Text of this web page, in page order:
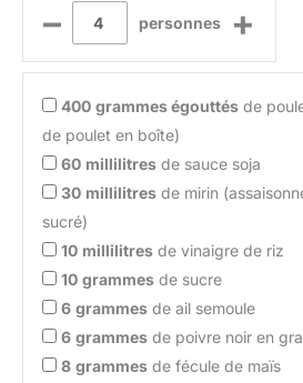
– personnes +
400 grammes égouttés de
de poulet en boîte)
60 millilitres de sauce soja
30 millilitres de mirin
sucré)
10 millilitres de vinaigre de riz
10 grammes de sucre
6 grammes de ail semoule
6 grammes de poivre noir en
8 grammes de fécule de maïs